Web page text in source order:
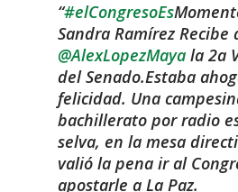
#elCongresoEs
Sandra Ramírez Recibe
@AlexLopezMaya la 2a
del Senado.Estaba
felicidad. Una
bachillerato por radio
selva, en la mesa
valió la pena ir al
apostarle a La Paz.